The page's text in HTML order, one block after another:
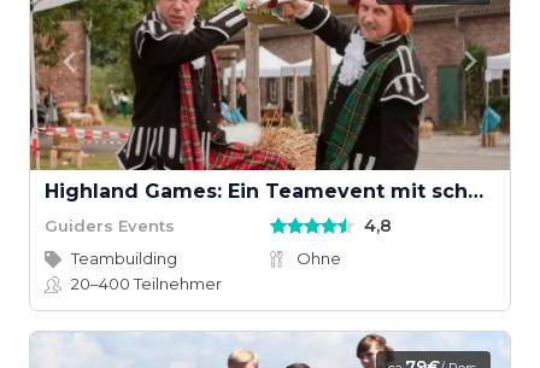
Highland Games: Ein Teamevent mit schottischem Wettkampfgeist
Guiders Events 4,8
Teambuilding
Ohne
20–400Teilnehmer